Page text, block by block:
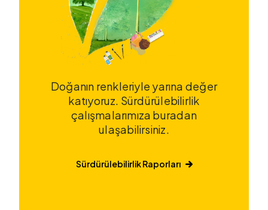
Doğanın renkleriyle yarına değer
katıyoruz. Sürdürülebilirlik
çalışmalarımıza buradan
ulaşabilirsiniz.
Sürdürülebilirlik Raporları